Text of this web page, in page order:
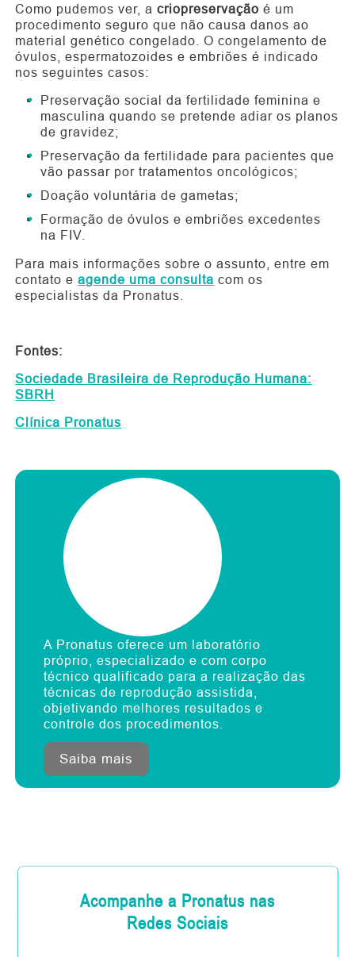
Como pudemos ver, acriopreservação é um
procedimento seguro que não causa danos ao
material genético congelado. O congelamento de
óvulos, espermatozoides e embriões é indicado
nos seguintes casos:
Preservação social da fertilidade feminina e
masculina quando se pretende adiar os planos
de gravidez;
Preservação da fertilidade para pacientes que
vão passar por tratamentos oncológicos;
Doação voluntária de gametas;
Formação de óvulos e embriões excedentes
na FIV.
Para mais informações sobre o assunto, entre em
contato eagende uma consulta com os
especialistas da Pronatus.
Fontes:
Sociedade Brasileira de Reprodução Humana:
SBRH
Clínica Pronatus
A Pronatus oferece um laboratório
próprio, especializado e com corpo
técnico qualificado para a realização das
técnicas de reprodução assistida,
objetivando melhores resultados e
controle dos procedimentos.
Saiba mais
Acompanhe a Pronatus nas
Redes Sociais